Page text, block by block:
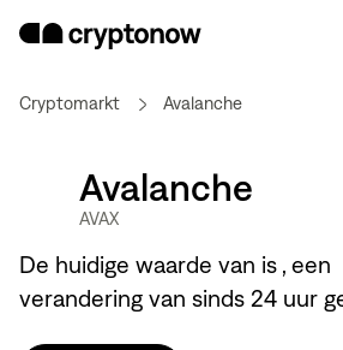
Cryptomarkt Avalanche
Avalanche
AVAX
De huidige waarde van is , een
verandering van sinds 24 uur